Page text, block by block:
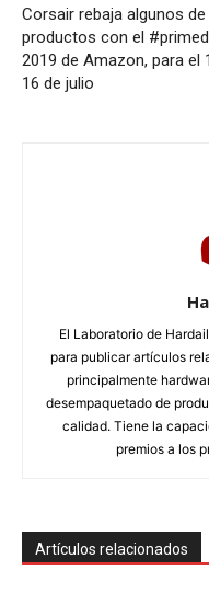
Corsair rebaja algunos
productos con el
2019 de Amazon, para el
16 de julio
El Laboratorio de
para publicar artículos
principalmente
desempaquetado de
calidad. Tiene la
premios a los
Artículos relacionados